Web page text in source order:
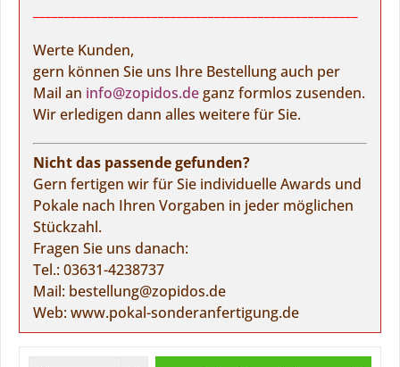
Werte Kunden,
gern können Sie uns Ihre Bestellung auch per
Mail an info@zopidos.deganz formlos zusenden.
Wir erledigen dann alles weitere für Sie.
Nicht das passende gefunden?
Gern fertigen wir für Sie individuelle Awards und
Pokale nach Ihren Vorgaben in jeder möglichen
Stückzahl.
Fragen Sie uns danach:
Tel.:03631-4238737
Mail: bestellung@zopidos.de
Web:www.pokal-sonderanfertigung.de